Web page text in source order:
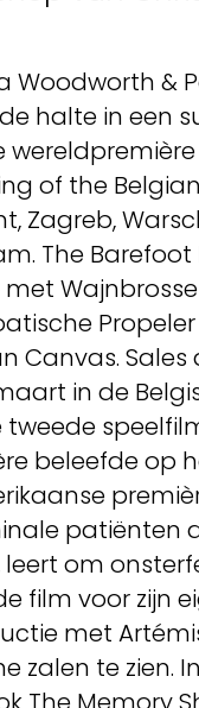
Woodworth &
halte in een
of the
Zagreb,
The Barefoot
Canvas. Sales
in de
tweede
beleefde op
patiënten
om
film voor zijn
met
zalen te zien.